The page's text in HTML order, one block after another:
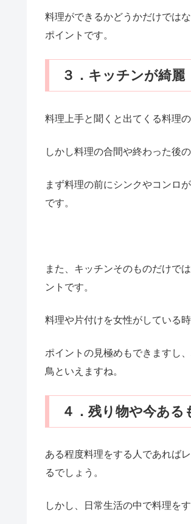
料理ができるかどうかだけでは
ポイントです。
３．キッチンが綺麗
料理上手と聞くと出てくる料理
しかし料理の合間や終わった後
まず料理の前にシンクやコンロ
です。
また、キッチンそのものだけで
ントです。
料理や片付けを女性がしている
ポイントの見極めもできますし
鳥といえますね。
４．残り物や今あ
ある程度料理をする人であれば
るでしょう。
しかし、日常生活の中で料理を